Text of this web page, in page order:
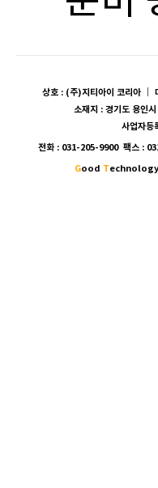
상호 : (주)지티아이 코리아 ｜
소재지 : 경기도 용인
사업자등
전화 : 031-205-9900 팩스 :
Good Technology